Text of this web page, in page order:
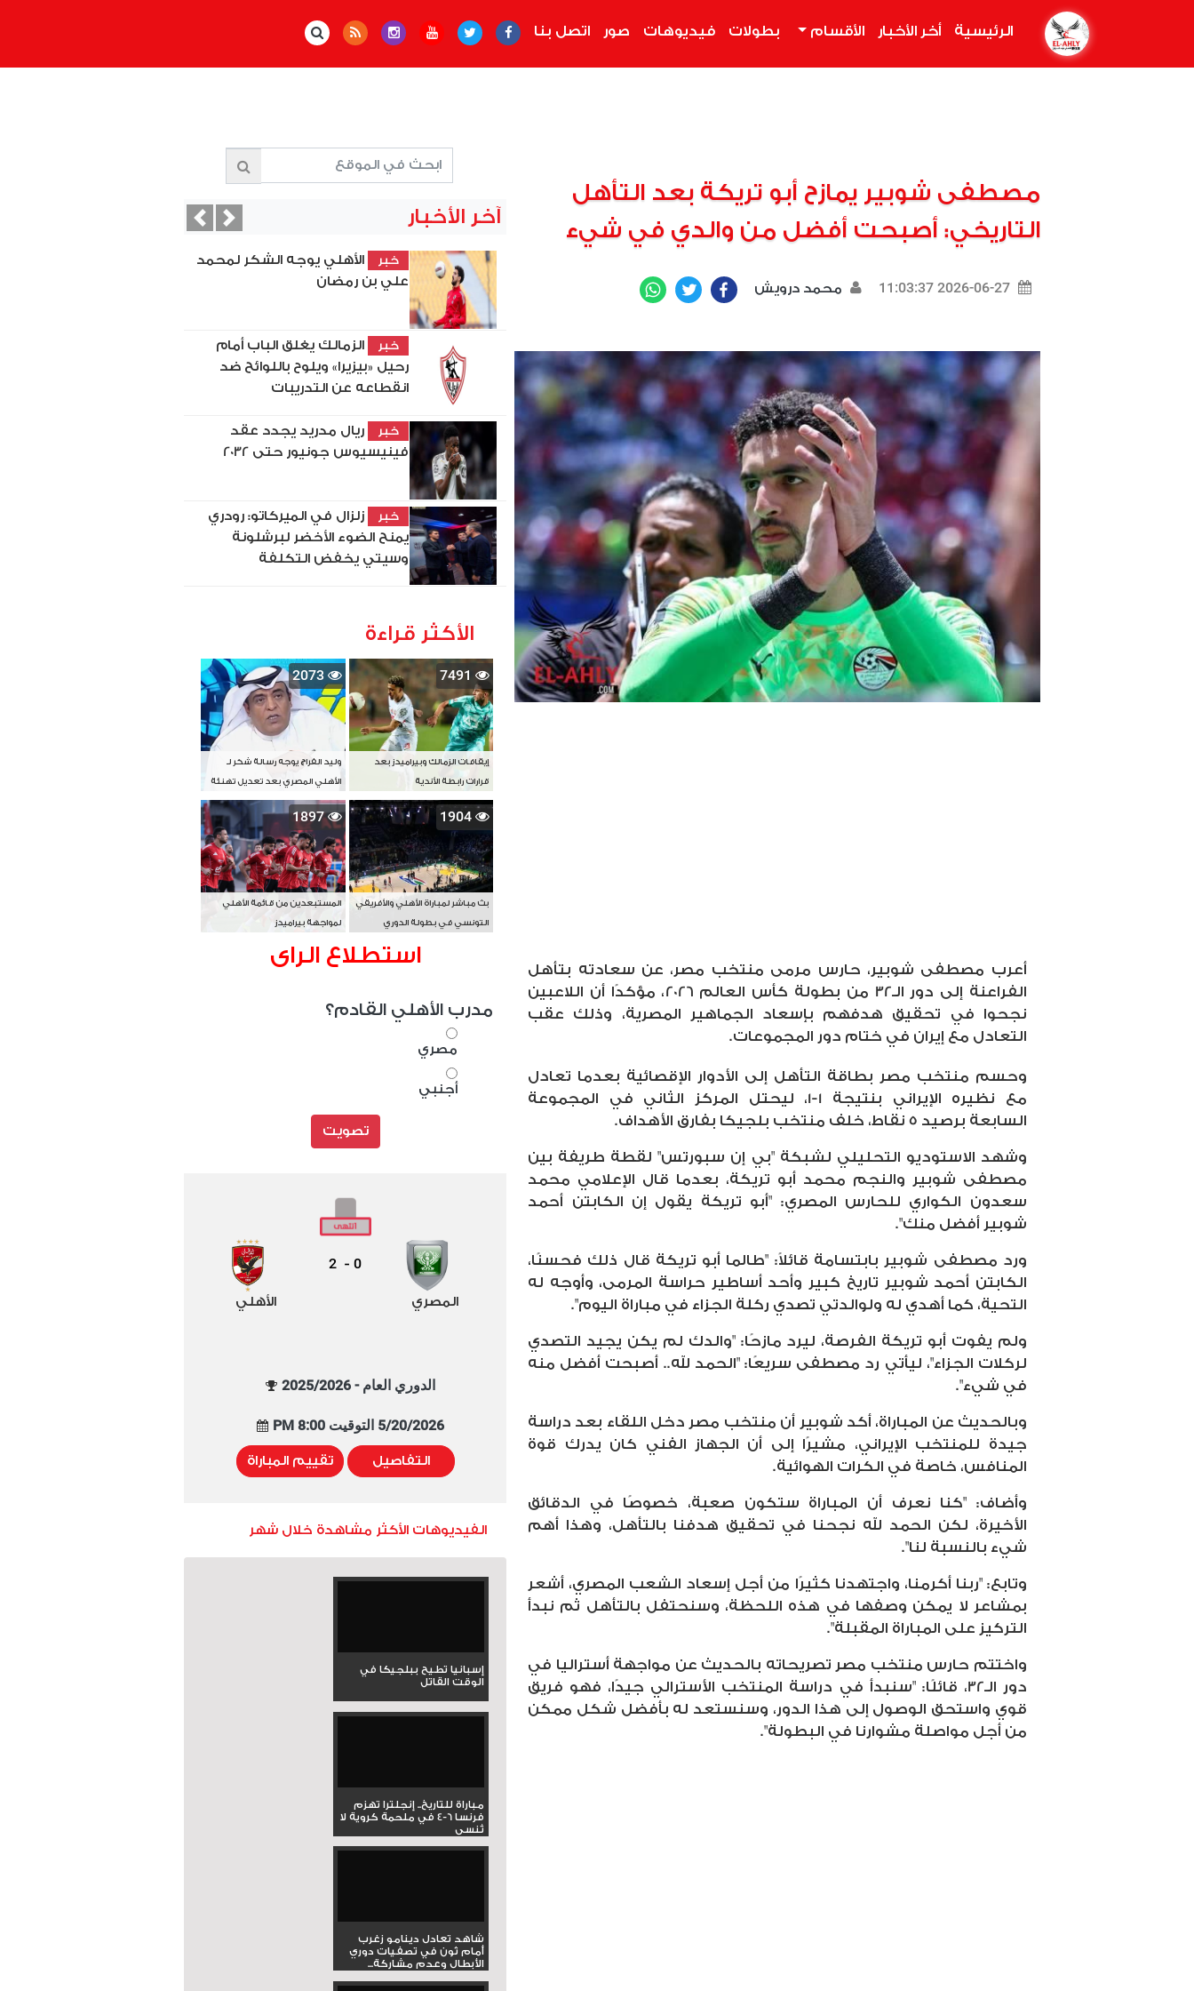
الرئيسية أخر الأخبار الأقسام بطولات فيديوهات صور اتصل بنا
مصطفى شوبير يمازح أبو تريكة بعد التأهل
التاريخي: أصبحت أفضل من والدي في شيء
2026-06-27 11:03:37 محمد درويش Facebook
Twitter
أعرب مصطفى شوبير، حارس مرمى منتخب مصر، عن سعادته بتأهل
الفراعنة إلى دور الـ32 من بطولة كأس العالم 2026، مؤكدًا أن اللاعبين
نجحوا في تحقيق هدفهم بإسعاد الجماهير المصرية، وذلك عقب
التعادل مع إيران في ختام دور المجموعات.
وحسم منتخب مصر بطاقة التأهل إلى الأدوار الإقصائية بعدما تعادل
مع نظيره الإيراني بنتيجة 1-1، ليحتل المركز الثاني في المجموعة
السابعة برصيد 5 نقاط، خلف منتخب بلجيكا بفارق الأهداف.
وشهد الاستوديو التحليلي لشبكة "بي إن سبورتس" لقطة طريفة بين
مصطفى شوبير والنجم محمد أبو تريكة، بعدما قال الإعلامي محمد
سعدون الكواري للحارس المصري: "أبو تريكة يقول إن الكابتن أحمد
شوبير أفضل منك".
ورد مصطفى شوبير بابتسامة قائلاً: "طالما أبو تريكة قال ذلك فحسنًا،
الكابتن أحمد شوبير تاريخ كبير وأحد أساطير حراسة المرمى، وأوجه له
التحية، كما أهدي له ولوالدتي تصدي ركلة الجزاء في مباراة اليوم".
ولم يفوت أبو تريكة الفرصة، ليرد مازحًا: "والدك لم يكن يجيد التصدي
لركلات الجزاء"، ليأتي رد مصطفى سريعًا: "الحمد لله.. أصبحت أفضل منه
في شيء".
وبالحديث عن المباراة، أكد شوبير أن منتخب مصر دخل اللقاء بعد دراسة
جيدة للمنتخب الإيراني، مشيرًا إلى أن الجهاز الفني كان يدرك قوة
المنافس، خاصة في الكرات الهوائية.
وأضاف: "كنا نعرف أن المباراة ستكون صعبة، خصوصًا في الدقائق
الأخيرة، لكن الحمد لله نجحنا في تحقيق هدفنا بالتأهل، وهذا أهم
شيء بالنسبة لنا".
وتابع: "ربنا أكرمنا، واجتهدنا كثيرًا من أجل إسعاد الشعب المصري، أشعر
بمشاعر لا يمكن وصفها في هذه اللحظة، وسنحتفل بالتأهل ثم نبدأ
التركيز على المباراة المقبلة".
واختتم حارس منتخب مصر تصريحاته بالحديث عن مواجهة أستراليا في
دور الـ32، قائلًا: "سنبدأ في دراسة المنتخب الأسترالي جيدًا، فهو فريق
قوي واستحق الوصول إلى هذا الدور، وسنستعد له بأفضل شكل ممكن
من أجل مواصلة مشوارنا في البطولة".
آخر الأخبار
خبر
الأهلي يوجه الشكر لمحمد
علي بن رمضان
خبر
الزمالك يغلق الباب أمام
رحيل «بيزيرا» ويلوح باللوائح ضد
انقطاعه عن التدريبات
خبر
ريال مدريد يجدد عقد
فينيسيوس جونيور حتى 2032
خبر
زلزال في الميركاتو: رودري
يمنح الضوء الأخضر لبرشلونة
وسيتي يخفض التكلفة
PreviousNext
الأكثر قراءة
7491
إيقافات الزمالك وبيراميدز بعد
قرارات رابطة الأندية
2073
وليد الفراج يوجه رسالة شكر لـ
الأهلي المصري بعد تعديل تهنئة
بطل آسيا
1904
بث مباشر لمباراة الأهلي والأفريقي
التونسي في بطولة الدوري
1897
المستبعدين من قائمة الأهلي
لمواجهة بيراميدز
استطلاع الراى
مدرب الأهلي القادم؟
مصري
أجنبي
تصويت
المصري
0
-
2
الأهلي
الدوري العام - 2025/2026
5/20/2026 التوقيت 8:00 PM
التفاصيل تقييم المباراة
الفيديوهات الأكثر مشاهدة خلال شهر
إسبانيا تطيح ببلجيكا في
الوقت القاتل
مباراة للتاريخ.. إنجلترا تهزم
فرنسا 6-4 في ملحمة كروية لا
تُنسى
شاهد تعادل دينامو زغرب
أمام ثون في تصفيات دوري
الأبطال وعدم مشاركة...